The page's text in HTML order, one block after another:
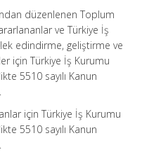
düzenlenen Toplum
ve Türkiye İş
edindirme, geliştirme ve
için Türkiye İş Kurumu
5510 sayılı Kanun
için Türkiye İş Kurumu
5510 sayılı Kanun